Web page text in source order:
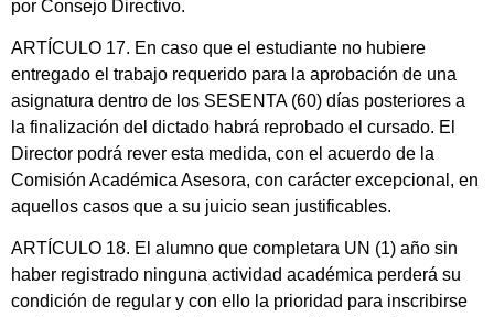
por Consejo Directivo.
ARTÍCULO 17. En caso que el estudiante no hubiere
entregado el trabajo requerido para la aprobación de una
asignatura dentro de los SESENTA (60) días posteriores a
la finalización del dictado habrá reprobado el cursado. El
Director podrá rever esta medida, con el acuerdo de la
Comisión Académica Asesora, con carácter excepcional, en
aquellos casos que a su juicio sean justificables.
ARTÍCULO 18. El alumno que completara UN (1) año sin
haber registrado ninguna actividad académica perderá su
condición de regular y con ello la prioridad para inscribirse